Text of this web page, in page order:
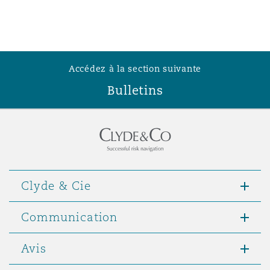
Accédez à la section suivante
Bulletins
Clyde & Cie
Communication
Avis